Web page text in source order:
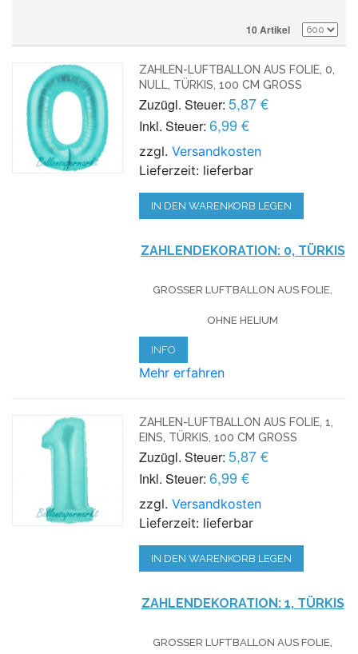
10 Artikel
ZAHLEN-LUFTBALLON AUS FOLIE, 0,
NULL, TÜRKIS, 100 CM GROSS
Zuzügl. Steuer: 5,87 €
Inkl. Steuer: 6,99 €
zzgl.Versandkosten
Lieferzeit: lieferbar
IN DEN WARENKORB LEGEN
ZAHLENDEKORATION: 0, TÜRKIS
GROSSER LUFTBALLON AUS FOLIE, O
HNE HELIUM
INFO
Mehr erfahren
ZAHLEN-LUFTBALLON AUS FOLIE, 1,
EINS, TÜRKIS, 100 CM GROSS
Zuzügl. Steuer: 5,87 €
Inkl. Steuer: 6,99 €
zzgl.Versandkosten
Lieferzeit: lieferbar
IN DEN WARENKORB LEGEN
ZAHLENDEKORATION: 1, TÜRKIS
GROSSER LUFTBALLON AUS FOLIE, O